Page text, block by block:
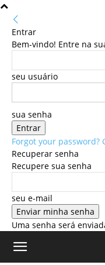
Entrar
Bem-vindo! Entre na
seu usuário
sua senha
Forgot your password?
Recuperar senha
Recupere sua senha
seu e-mail
Uma senha será